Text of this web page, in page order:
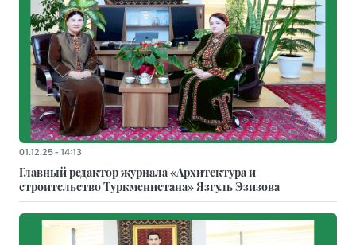
01.12.25 - 14:13
Главный редактор журнала «Архитектура и
строительство Туркменистана» Язгуль Эзизова